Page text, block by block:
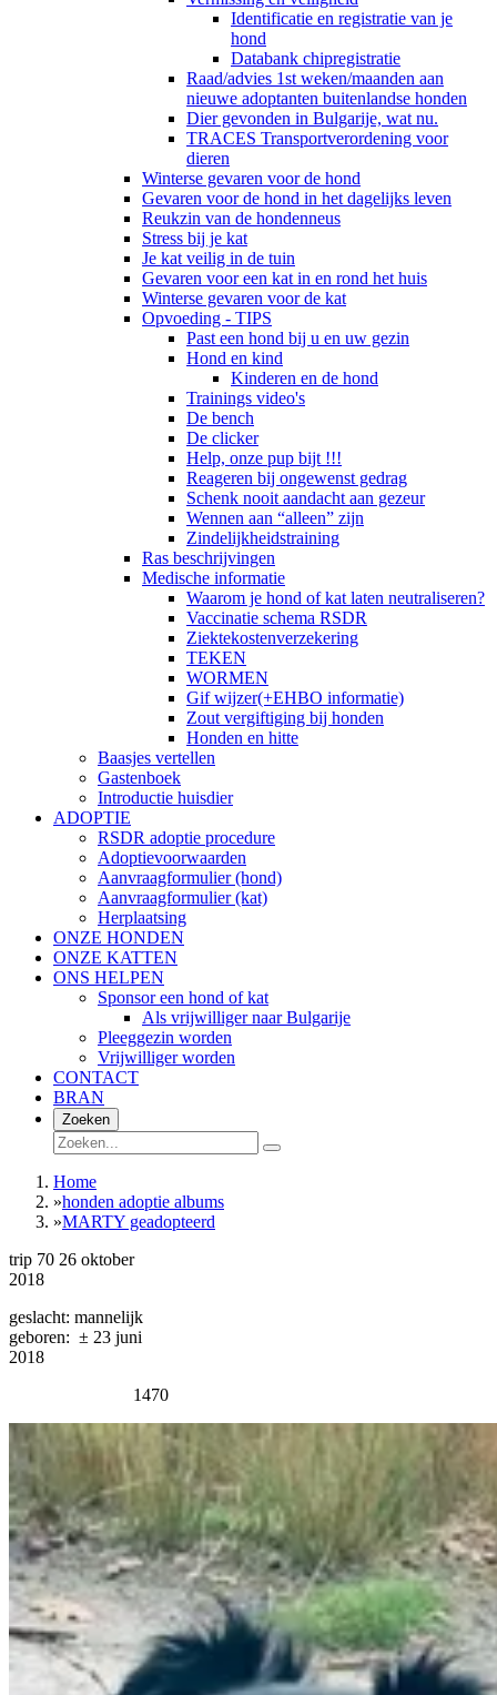
Identificatie en registratie van je
hond
Databank chipregistratie
Raad/advies 1st weken/maanden aan
nieuwe adoptanten buitenlandse honden
Dier gevonden in Bulgarije, wat nu.
TRACES Transportverordening voor
dieren
Winterse gevaren voor de hond
Gevaren voor de hond in het dagelijks leven
Reukzin van de hondenneus
Stress bij je kat
Je kat veilig in de tuin
Gevaren voor een kat in en rond het huis
Winterse gevaren voor de kat
Opvoeding - TIPS
Past een hond bij u en uw gezin
Hond en kind
Kinderen en de hond
Trainings video's
De bench
De clicker
Help, onze pup bijt !!!
Reageren bij ongewenst gedrag
Schenk nooit aandacht aan gezeur
Wennen aan “alleen” zijn
Zindelijkheidstraining
Ras beschrijvingen
Medische informatie
Waarom je hond of kat laten neutraliseren?
Vaccinatie schema RSDR
Ziektekostenverzekering
TEKEN
WORMEN
Gif wijzer(+EHBO informatie)
Zout vergiftiging bij honden
Honden en hitte
Baasjes vertellen
Gastenboek
Introductie huisdier
ADOPTIE
RSDR adoptie procedure
Adoptievoorwaarden
Aanvraagformulier (hond)
Aanvraagformulier (kat)
Herplaatsing
ONZE HONDEN
ONZE KATTEN
ONS HELPEN
Sponsor een hond of kat
Als vrijwilliger naar Bulgarije
Pleeggezin worden
Vrijwilliger worden
CONTACT
BRAN
Zoeken
Home
»honden adoptie albums
»MARTY geadopteerd
trip 70 26 oktober
2018
geslacht: mannelijk
geboren: ± 23 juni
2018
1470